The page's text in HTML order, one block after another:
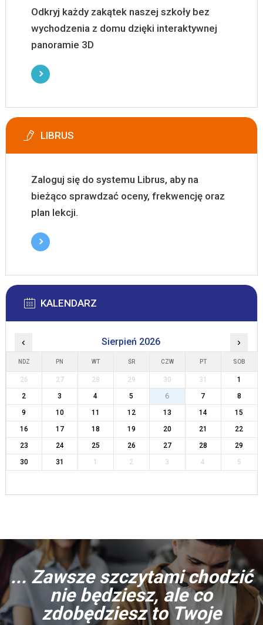
Odkryj każdy zakątek naszej szkoły bez
wychodzenia z domu dzięki interaktywnej
panoramie 3D
LIBRUS
Zaloguj się do systemu Librus, aby na
bieżąco sprawdzać oceny, frekwencję oraz
plan lekcji.
KALENDARZ
‹ Sierpień 2026 ›
NDZ PN WT ŚR CZW PT SOB
26 27 28 29 30 31
1
2
3 4 5 6 7
8
9
10 11 12 13 14
15
16
17 18 19 20 21
22
23
24 25 26 27 28
29
30
31 1 2 3 4 5
... Zawsze szczytami chodzić
nie będziesz, ale co
zdobędziesz to Twoje